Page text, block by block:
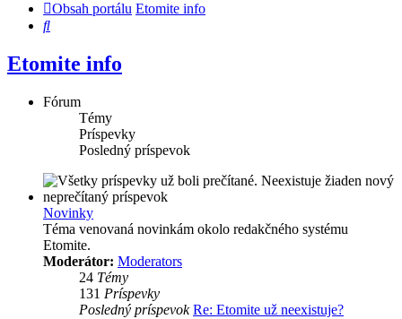
Obsah portálu Etomite info
Hľadať
Etomite info
Fórum
Témy
Príspevky
Posledný príspevok
Novinky
Téma venovaná novinkám okolo redakčného systému
Etomite.
Moderátor: Moderators
24 Témy
131 Príspevky
Posledný príspevok Re: Etomite už neexistuje?